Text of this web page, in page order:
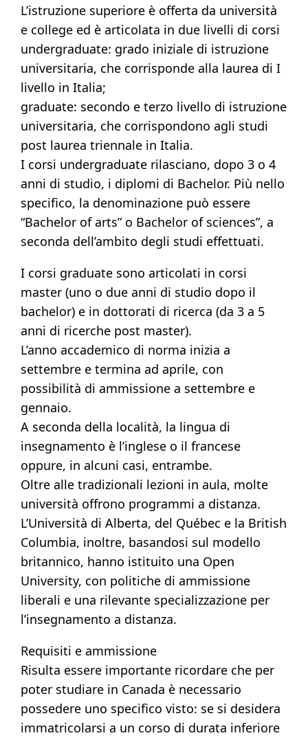
L’istruzione superiore è offerta da università
e college ed è articolata in due livelli di corsi
undergraduate: grado iniziale di istruzione
universitaria, che corrisponde alla laurea di I
livello in Italia;
graduate: secondo e terzo livello di istruzione
universitaria, che corrispondono agli studi
post laurea triennale in Italia.
I corsi undergraduate rilasciano, dopo 3 o 4
anni di studio, i diplomi di Bachelor. Più nello
specifico, la denominazione può essere
“Bachelor of arts” o Bachelor of sciences”, a
seconda dell’ambito degli studi effettuati.
I corsi graduate sono articolati in corsi
master (uno o due anni di studio dopo il
bachelor) e in dottorati di ricerca (da 3 a 5
anni di ricerche post master).
L’anno accademico di norma inizia a
settembre e termina ad aprile, con
possibilità di ammissione a settembre e
gennaio.
A seconda della località, la lingua di
insegnamento è l’inglese o il francese
oppure, in alcuni casi, entrambe.
Oltre alle tradizionali lezioni in aula, molte
università offrono programmi a distanza.
L’Università di Alberta, del Québec e la British
Columbia, inoltre, basandosi sul modello
britannico, hanno istituito una Open
University, con politiche di ammissione
liberali e una rilevante specializzazione per
l’insegnamento a distanza.
Requisiti e ammissione
Risulta essere importante ricordare che per
poter studiare in Canada è necessario
possedere uno specifico visto: se si desidera
immatricolarsi a un corso di durata inferiore